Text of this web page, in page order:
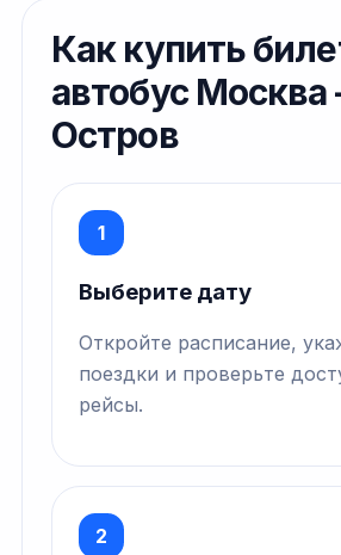
Как купить
автобус
Остров
1
Выберите дату
Откройте расписание,
поездки и проверьте
рейсы.
2